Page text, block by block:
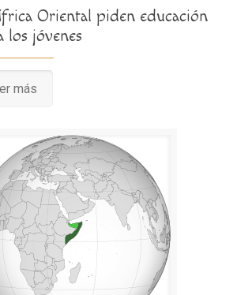
Oriental piden educación
los jóvenes
más